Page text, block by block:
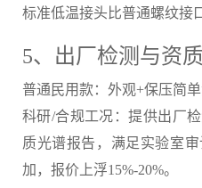
标准低温接头比普通螺纹接
5、出厂检测与资
普通民用款：外观+保压简
科研/合规工况：提供出厂
质光谱报告，满足实验室
加，报价上浮15%-20%。